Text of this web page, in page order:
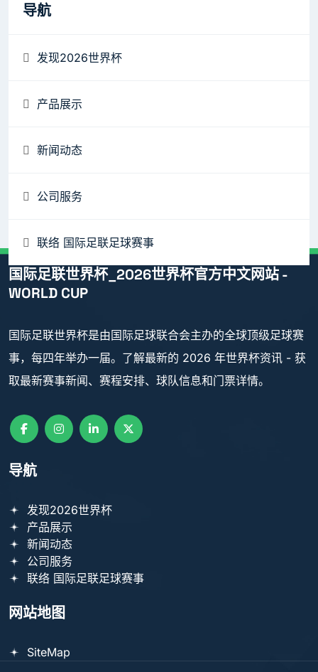
导航
发现2026世界杯
产品展示
新闻动态
公司服务
联络 国际足联足球赛事
国际足联世界杯_2026世界杯官方中文网站 -
WORLD CUP
国际足联世界杯是由国际足球联合会主办的全球顶级足球赛
事，每四年举办一届。了解最新的 2026 年世界杯资讯 - 获
取最新赛事新闻、赛程安排、球队信息和门票详情。
导航
发现2026世界杯
产品展示
新闻动态
公司服务
联络 国际足联足球赛事
网站地图
SiteMap